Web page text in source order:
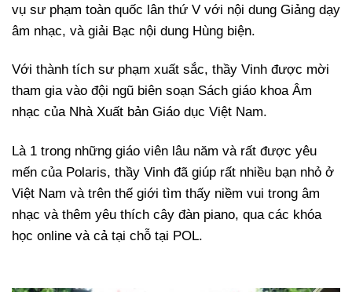
vụ sư phạm toàn quốc lân thứ V với nội dung Giảng dạy
âm nhạc, và giải Bạc nội dung Hùng biện.
Với thành tích sư phạm xuất sắc, thầy Vinh được mời
tham gia vào đội ngũ biên soạn Sách giáo khoa Âm
nhạc của Nhà Xuất bản Giáo dục Việt Nam.
Là 1 trong những giáo viên lâu năm và rất được yêu
mến của Polaris, thầy Vinh đã giúp rất nhiều bạn nhỏ ở
Việt Nam và trên thế giới tìm thấy niềm vui trong âm
nhạc và thêm yêu thích cây đàn piano, qua các khóa
học online và cả tại chỗ tại POL.